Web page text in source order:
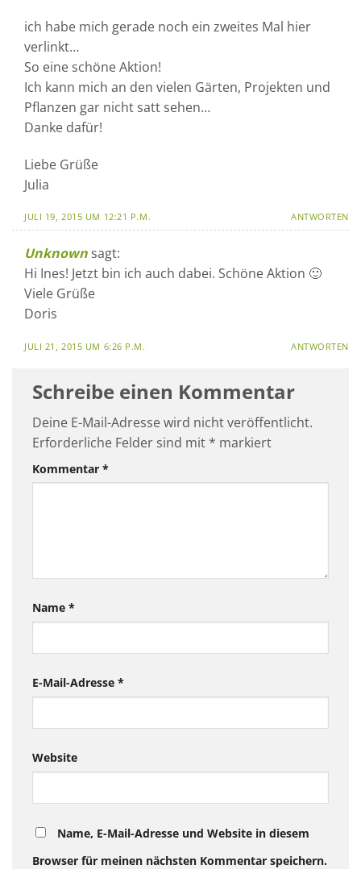
ich habe mich gerade noch ein zweites Mal hier
verlinkt…
So eine schöne Aktion!
Ich kann mich an den vielen Gärten, Projekten und
Pflanzen gar nicht satt sehen…
Danke dafür!
Liebe Grüße
Julia
JULI 19, 2015 UM 12:21 P.M. ANTWORTEN
Unknown sagt:
Hi Ines! Jetzt bin ich auch dabei. Schöne Aktion 🙂
Viele Grüße
Doris
JULI 21, 2015 UM 6:26 P.M. ANTWORTEN
Schreibe einen Kommentar
Deine E-Mail-Adresse wird nicht veröffentlicht.
Erforderliche Felder sind mit * markiert
Kommentar *
Name *
E-Mail-Adresse *
Website
Name, E-Mail-Adresse und Website in diesem
Browser für meinen nächsten Kommentar speichern.